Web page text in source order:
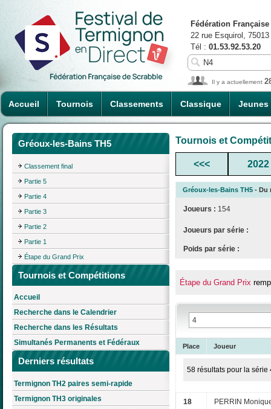
Accueil Tournois Classements Classique Jeunes
Fédération
22 rue Esquirol,
Tél : 01.53.92.53.20
Il y a actuellement
Gréoux-les-Bains TH5
Classement final
Partie 5
Partie 4
Partie 3
Partie 2
Partie 1
Étape du Grand Prix
Tournois et Compétitions
Accueil
Recherche dans le Calendrier
Recherche dans les Résultats
Simultanés Permanents et Fédéraux
Derniers résultats
Termignon TH2 paires semi-rapide
Termignon TH3 originales
Tournois et
<<< 2022
Gréoux-les-Bains TH5 - Du
Joueurs : 154
Joueurs par série :
Poids par série :
Étape du Grand Prix
Place Joueur
58 résultats pour la série
18 PERRIN